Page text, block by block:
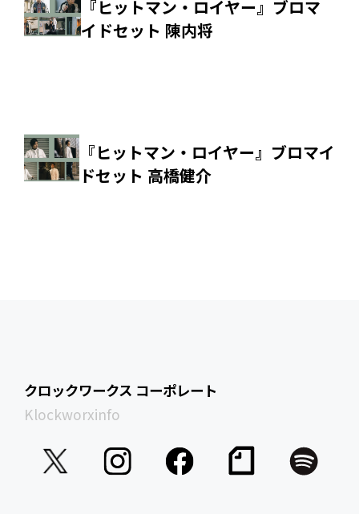
『ヒットマン・ロイヤー』ブロマ
イドセット 陳内将
『ヒットマン・ロイヤー』ブロマイ
ドセット 高橋健介
クロックワークス コーポレート
Klockworxinfo